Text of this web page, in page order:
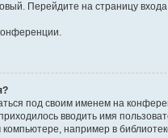
Перейдите на страницу
под своим именем на
вводить имя
например в